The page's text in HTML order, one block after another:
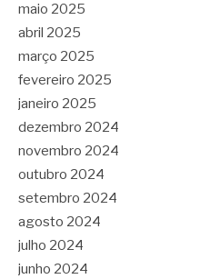
maio 2025
abril 2025
março 2025
fevereiro 2025
janeiro 2025
dezembro 2024
novembro 2024
outubro 2024
setembro 2024
agosto 2024
julho 2024
junho 2024